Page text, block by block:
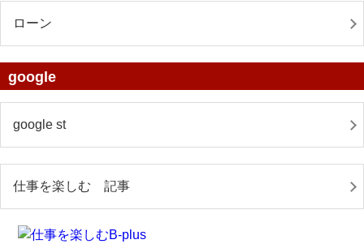
ローン
google
google st
仕事を楽しむ 記事